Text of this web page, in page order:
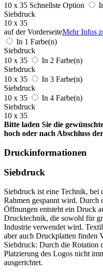
10 x 35 Schnellste Option
Siebdruck
10 x 35
auf der VorderseiteMehr Infos
In 1 Farbe(n)
Siebdruck
10 x 35
In 2 Farbe(n)
Siebdruck
10 x 35
In 3 Farbe(n)
Siebdruck
10 x 35
In 4 Farbe(n)
Siebdruck
10 x 35
Bitte laden Sie die
hoch oder nach Abschluss
Druckinformationen
Siebdruck
Siebdruck ist eine Technik, bei
Rahmen gespannt wird. Durch
Öffnungen entsteht ein Druck
Drucktechnik, die sowohl für
Industrie verwendet wird.
aber auch Druckplatten finden
Siebdruck: Durch die Rotation
Platzierung des Logos nicht
ausgerichtet.